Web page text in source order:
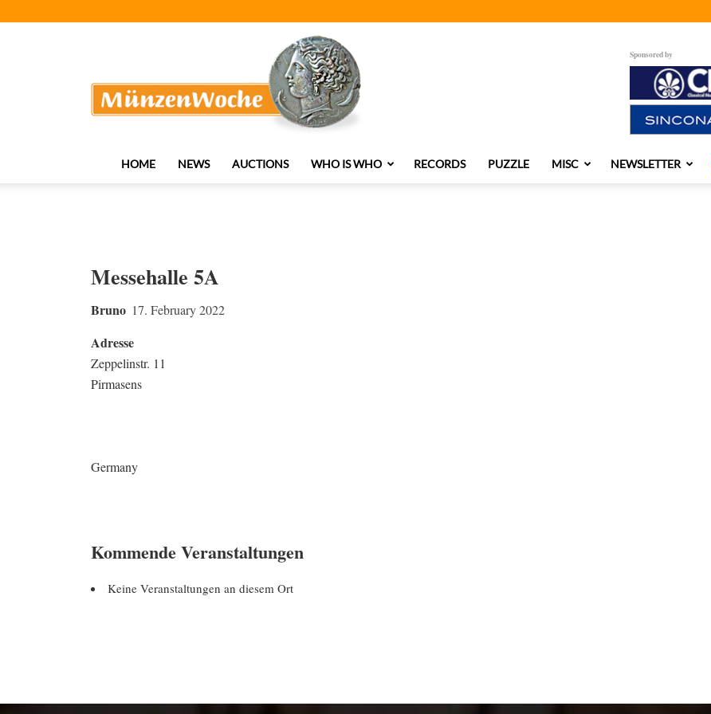
Sponsored by
HOME NEWS AUCTIONS WHO IS WHO RECORDS PUZZLE MISC NEWSLETTER
Messehalle 5A
Bruno 17. February 2022
Adresse
Zeppelinstr. 11
Pirmasens
Germany
Kommende Veranstaltungen
Keine Veranstaltungen an diesem Ort